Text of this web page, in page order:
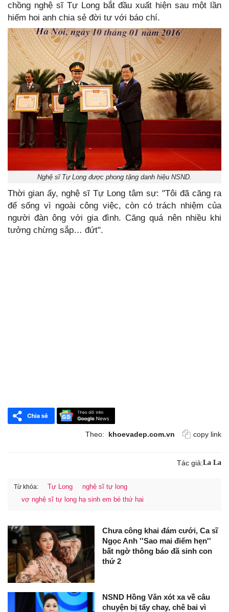
chồng nghệ sĩ Tự Long bắt đầu xuất hiện sau một lần
hiếm hoi anh chia sẻ đời tư với báo chí.
Nghệ sĩ Tự Long được phong tặng danh hiệu NSND.
Thời gian ấy, nghệ sĩ Tự Long tâm sự: "Tôi đã căng ra
để sống vì ngoài công việc, còn có trách nhiệm của
người đàn ông với gia đình. Căng quá nên nhiều khi
tưởng chừng sắp… đứt".
Theo: khoevadep.com.vn copy link
Tác giả:La La
Từ khóa: Tự Long
nghệ sĩ tự long
vợ nghệ sĩ tự long hạ sinh em bé thứ hai
Chưa công khai đám cưới, Ca sĩ
Ngọc Anh ''Sao mai điểm hẹn''
bất ngờ thông báo đã sinh con
thứ 2
NSND Hồng Vân xót xa về câu
chuyện bị tẩy chay, chê bai vì